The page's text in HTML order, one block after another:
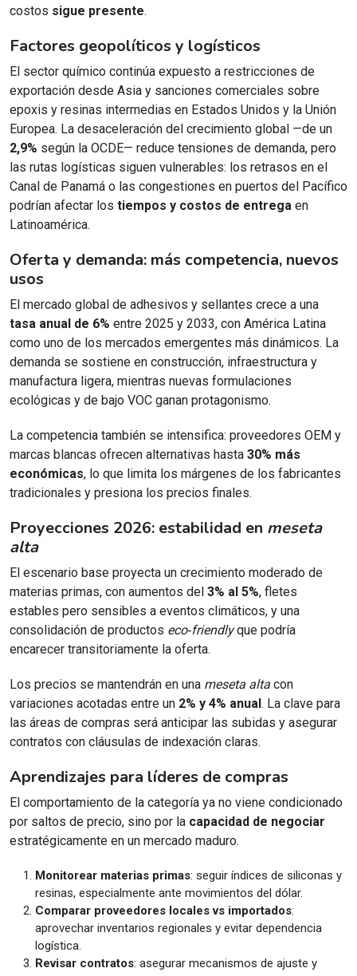
costos sigue presente.
Factores geopolíticos y logísticos
El sector químico continúa expuesto a restricciones de
exportación desde Asia y sanciones comerciales sobre
epoxis y resinas intermedias en Estados Unidos y la Unión
Europea. La desaceleración del crecimiento global —de un
2,9% según la OCDE— reduce tensiones de demanda, pero
las rutas logísticas siguen vulnerables: los retrasos en el
Canal de Panamá o las congestiones en puertos del Pacífico
podrían afectar los tiempos y costos de entrega en
Latinoamérica.
Oferta y demanda: más competencia, nuevos
usos
El mercado global de adhesivos y sellantes crece a una
tasa anual de 6% entre 2025 y 2033, con América Latina
como uno de los mercados emergentes más dinámicos. La
demanda se sostiene en construcción, infraestructura y
manufactura ligera, mientras nuevas formulaciones
ecológicas y de bajo VOC ganan protagonismo.
La competencia también se intensifica: proveedores OEM y
marcas blancas ofrecen alternativas hasta 30% más
económicas, lo que limita los márgenes de los fabricantes
tradicionales y presiona los precios finales.
Proyecciones 2026: estabilidad en meseta
alta
El escenario base proyecta un crecimiento moderado de
materias primas, con aumentos del 3% al 5%, fletes
estables pero sensibles a eventos climáticos, y una
consolidación de productos eco‑friendlyque podría
encarecer transitoriamente la oferta.
Los precios se mantendrán en una meseta alta con
variaciones acotadas entre un 2% y 4% anual. La clave para
las áreas de compras será anticipar las subidas y asegurar
contratos con cláusulas de indexación claras.
Aprendizajes para líderes de compras
El comportamiento de la categoría ya no viene condicionado
por saltos de precio, sino por la capacidad de negociar
estratégicamente en un mercado maduro.
Monitorear materias primas: seguir índices de siliconas y
resinas, especialmente ante movimientos del dólar.
Comparar proveedores locales vs importados:
aprovechar inventarios regionales y evitar dependencia
logística.
Revisar contratos: asegurar mecanismos de ajuste y